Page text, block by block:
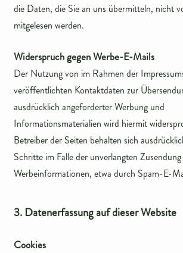
die Daten, die Sie an uns übermitteln, nicht
mitgelesen werden.
Widerspruch gegen Werbe-E-Mails
Der Nutzung von im Rahmen der
veröffentlichten Kontaktdaten zur
ausdrücklich angeforderter Werbung und
Informationsmaterialien wird hiermit
Betreiber der Seiten behalten sich
Schritte im Falle der unverlangten
Werbeinformationen, etwa durch Spam-E-
3. Datenerfassung auf dieser Website
Cookies